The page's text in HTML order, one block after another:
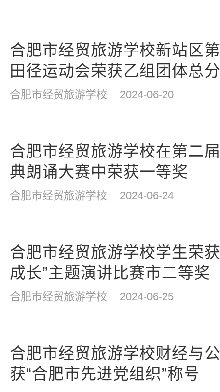
合肥市经贸旅游学校新站区
田径运动会荣获乙组团体总
合肥市经贸旅游学校 2024-06-20
合肥市经贸旅游学校在第二
典朗诵大赛中荣获一等奖
合肥市经贸旅游学校 2024-06-24
合肥市经贸旅游学校学生荣
成长”主题演讲比赛市二等奖
合肥市经贸旅游学校 2024-06-25
合肥市经贸旅游学校财经与
获“合肥市先进党组织”称号